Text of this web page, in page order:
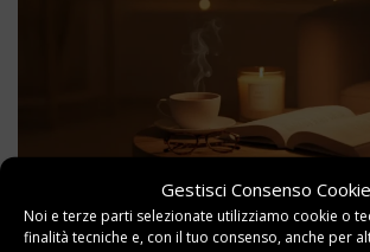
Gestisci Consenso Cookie
Noi e terze parti selezionate utilizziamo cookie o
finalità tecniche e, con il tuo consenso, anche per
Illuminazione, Accessori e Atmosfera